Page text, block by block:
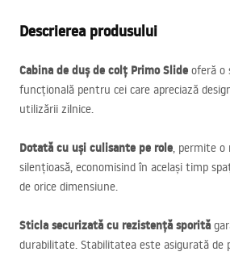
Descrierea produsului
Cabina de duș de colț Primo Slide oferă o
funcțională pentru cei care apreciază
utilizării zilnice.
Dotată cu uși culisante pe role, permite o
silențioasă, economisind în același timp
de orice dimensiune.
Sticla securizată cu rezistență sporită
durabilitate. Stabilitatea este asigurată de